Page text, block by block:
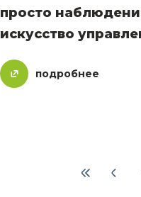
просто
искусство
подробнее